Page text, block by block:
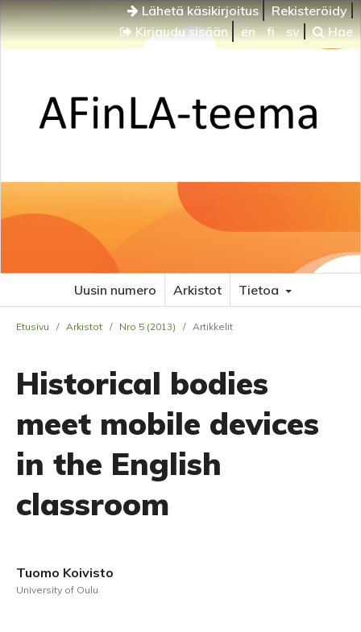
Lähetä käsikirjoitus
Rekisteröidy
Kirjaudu sisään
en fi sv Hae
Uusin numero Arkistot Tietoa
Etusivu / Arkistot / Nro 5 (2013) / Artikkelit
Historical bodies
meet mobile devices
in the English
classroom
Tuomo Koivisto
University of Oulu